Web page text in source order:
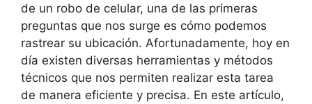
de un robo de celular, una de las primeras​
preguntas que ⁢nos surge es cómo podemos
rastrear su ubicación. Afortunadamente, hoy en
día existen diversas herramientas‍ y ​métodos
técnicos que nos permiten‌ realizar ​esta ⁤tarea
de manera‌ eficiente y precisa. En este artículo,